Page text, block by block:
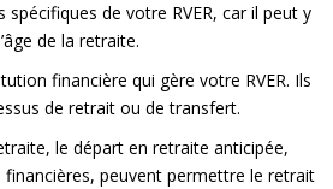
de votre RVER, car il peut y
de la retraite.
financière qui gère votre RVER. Ils
de retrait ou de transfert.
le départ en retraite anticipée,
financières, peuvent permettre le retrait